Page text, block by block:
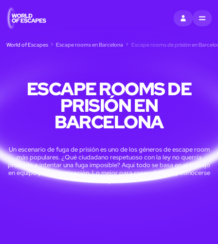
ENTRARMENU
World of Escapes Escape rooms en Barcelona Escape rooms de prisión en
ESCAPE ROOMS DE
PRISIÓN EN
BARCELONA
Un escenario de fuga de prisión es uno de los géneros de escape room
más populares. ¿Qué ciudadano respetuoso con la ley no querría
probarlo e intentar una fuga imposible? Aquí todo se basa en el trabajo
en equipo y la comunicación. Lo mejor para crear vínculos y conocerse